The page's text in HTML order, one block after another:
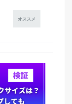
オススメ